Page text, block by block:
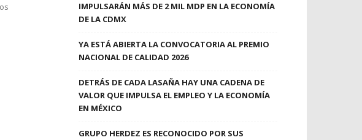
IMPULSARÁN MÁS DE 2 MIL MDP EN LA ECONOMÍA
DE LA CDMX
YA ESTÁ ABIERTA LA CONVOCATORIA AL PREMIO
NACIONAL DE CALIDAD 2026
DETRÁS DE CADA LASAÑA HAY UNA CADENA DE
VALOR QUE IMPULSA EL EMPLEO Y LA ECONOMÍA
EN MÉXICO
GRUPO HERDEZ ES RECONOCIDO POR SUS